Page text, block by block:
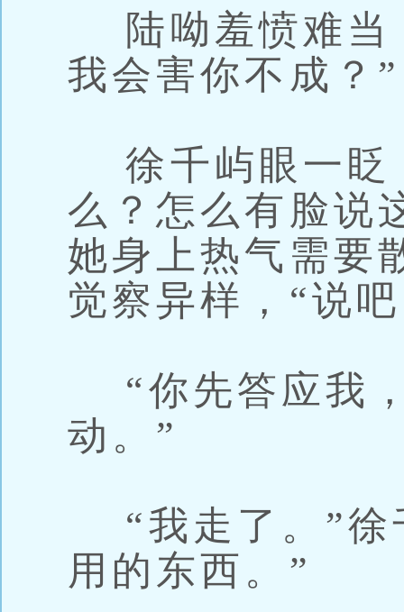
陆呦羞愤难当
我会害你不成？”
徐千屿眼一眨
么？怎么有脸说
她身上热气需要
觉察异样，“说
“你先答应我
动。”
“我走了。”徐
用的东西。”